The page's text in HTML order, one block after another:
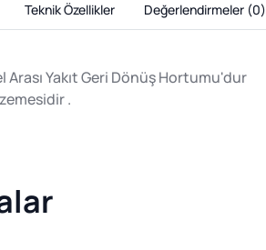
Teknik Özellikler Değerlendirmeler (0)
Yakıt Geri Dönüş Hortumu'dur
.